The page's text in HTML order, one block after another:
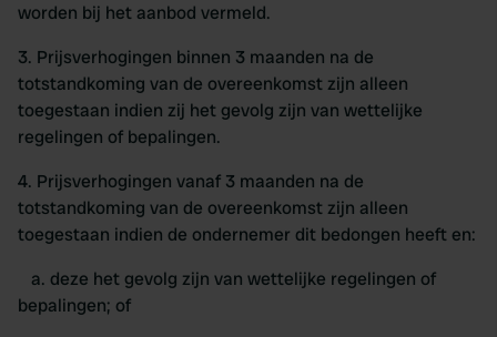
worden bij het aanbod vermeld.
3. Prijsverhogingen binnen 3 maanden na de
totstandkoming van de overeenkomst zijn alleen
toegestaan indien zij het gevolg zijn van wettelijke
regelingen of bepalingen.
4. Prijsverhogingen vanaf 3 maanden na de
totstandkoming van de overeenkomst zijn alleen
toegestaan indien de ondernemer dit bedongen heeft en:
a. deze het gevolg zijn van wettelijke regelingen of
bepalingen; of